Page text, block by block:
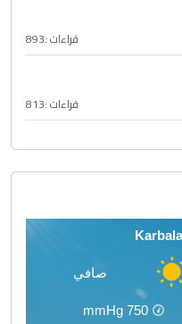
قراءات :893
قراءات :813
صافي
750
mmHg